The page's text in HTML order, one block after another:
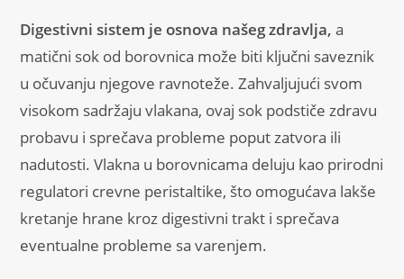
Digestivni sistem je osnova našeg zdravlja, a
matični sok od borovnica može biti ključni saveznik
u očuvanju njegove ravnoteže. Zahvaljujući svom
visokom sadržaju vlakana, ovaj sok podstiče zdravu
probavu i sprečava probleme poput zatvora ili
nadutosti. Vlakna u borovnicama deluju kao prirodni
regulatori crevne peristaltike, što omogućava lakše
kretanje hrane kroz digestivni trakt i sprečava
eventualne probleme sa varenjem.